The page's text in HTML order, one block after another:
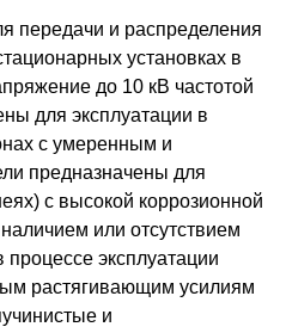
передачи и распределения
установках в
до 10 кВ частотой
для эксплуатации в
с умеренным и
предназначены для
с высокой коррозионной
или отсутствием
эксплуатации
растягивающим усилиям
и